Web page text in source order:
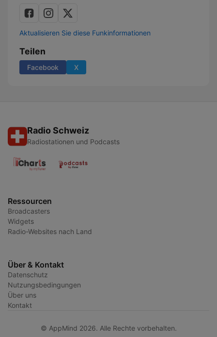
Aktualisieren Sie diese Funkinformationen
Teilen
Facebook X
Radio Schweiz
Radiostationen und Podcasts
Ressourcen
Broadcasters
Widgets
Radio-Websites nach Land
Über & Kontakt
Datenschutz
Nutzungsbedingungen
Über uns
Kontakt
© AppMind 2026. Alle Rechte vorbehalten.